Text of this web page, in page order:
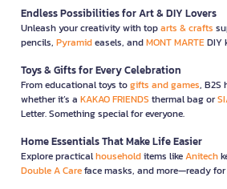
Endless Possibilities for Art & DIY Lovers
Unleash your creativity with toparts & crafts
pencils, Pyramideasels, andMONT MARTEDIY
Toys & Gifts for Every Celebration
From educational toys togifts and games, B2S
whether it’s a KAKAO FRIENDS thermal bag or
Letter. Something special for everyone.
Home Essentials That Make Life Easier
Explore practicalhouseholditems likeAnitech
Double A Careface masks, and more—ready